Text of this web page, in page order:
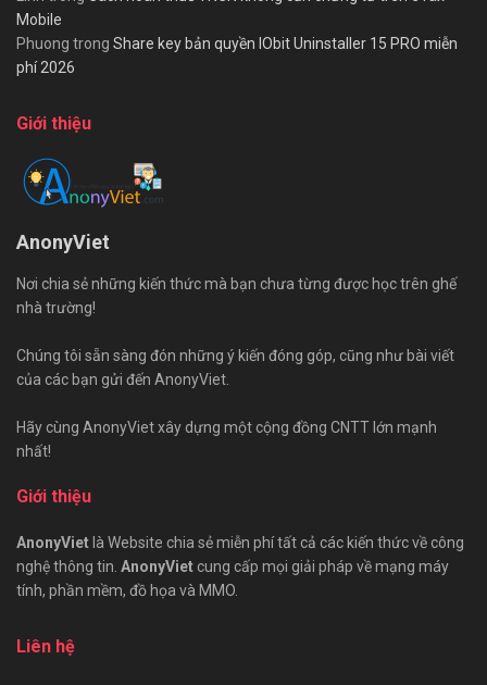
Mobile
Phuong trong Share key bản quyền IObit Uninstaller 15 PRO miễn
phí 2026
Giới thiệu
AnonyViet
Nơi chia sẻ những kiến thức mà bạn chưa từng được học trên ghế
nhà trường!
Chúng tôi sẵn sàng đón những ý kiến đóng góp, cũng như bài viết
của các bạn gửi đến AnonyViet.
Hãy cùng AnonyViet xây dựng một cộng đồng CNTT lớn mạnh
nhất!
Giới thiệu
AnonyViet là Website chia sẻ miễn phí tất cả các kiến thức về công
nghệ thông tin. AnonyViet cung cấp mọi giải pháp về mạng máy
tính, phần mềm, đồ họa và MMO.
Liên hệ